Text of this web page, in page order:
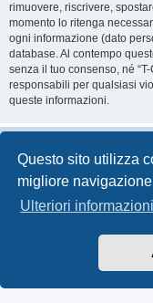
Questo sito utilizza
migliore
Ulteriori informazioni
rimuovere, riscrivere,
momento lo ritenga
ogni informazione (dato
database. Al contempo
senza il tuo consenso, né
responsabili per qualsiasi
queste informazioni.
Creato da